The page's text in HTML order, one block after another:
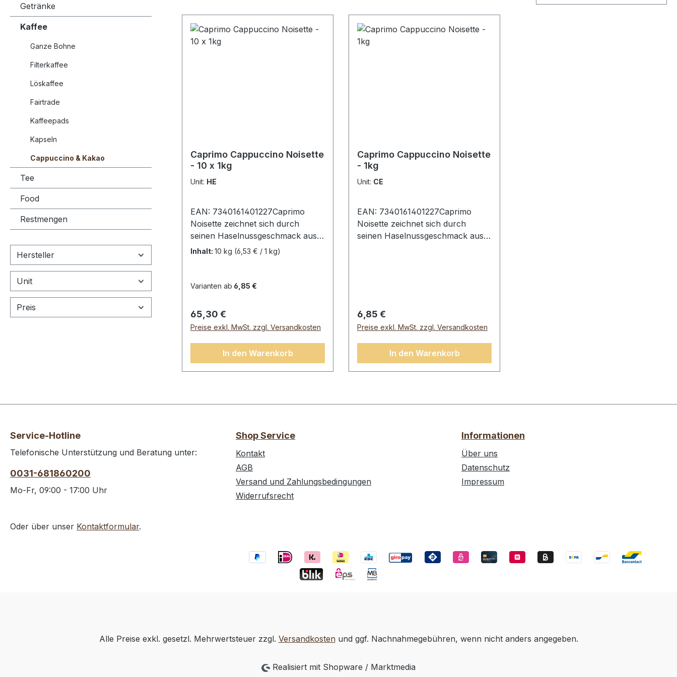
Getränke
Kaffee
Ganze Bohne
Filterkaffee
Löskaffee
Fairtrade
Kaffeepads
Kapseln
Cappuccino & Kakao
Tee
Food
Restmengen
Hersteller
Unit
Preis
Caprimo Cappuccino Noisette
- 10 x 1kg
Unit: HE
EAN: 7340161401227Caprimo
Noisette zeichnet sich durch
seinen Haselnussgeschmack aus.
Mit Caprimo Noisette bereiten Sie
perfekter Schaumschicht
Inhalt: 10 kg (6,53 € / 1 kg)
Varianten ab 6,85 €
Regulärer Preis:
65,30 €
Preise exkl. MwSt. zzgl. Versandkosten
In den Warenkorb
Caprimo Cappuccino Noisette
- 1kg
Unit: CE
EAN: 7340161401227Caprimo
Noisette zeichnet sich durch
seinen Haselnussgeschmack aus.
Regulärer Preis:
6,85 €
Preise exkl. MwSt. zzgl. Versandkosten
In den Warenkorb
Service-Hotline
Telefonische Unterstützung und Beratung unter:
0031-681860200
Mo-Fr, 09:00 - 17:00 Uhr
Oder über unser Kontaktformular.
Shop Service
Kontakt
AGB
Versand und Zahlungsbedingungen
Widerrufsrecht
Informationen
Über uns
Datenschutz
Impressum
Alle Preise exkl. gesetzl. Mehrwertsteuer zzgl. Versandkostenund ggf. Nachnahmegebühren, wenn nicht anders angegeben.
Realisiert mit Shopware / Marktmedia